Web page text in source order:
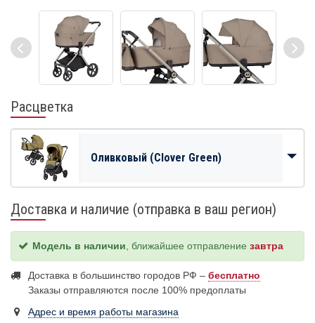
Расцветка
Оливковый (Clover Green)
Доставка и наличие (отправка в ваш регион)
Модель в наличии , ближайшее отправление завтра
Доставка в большинство городов РФ – бесплатно
Заказы отправляются после 100% предоплаты
Адрес и время работы магазина